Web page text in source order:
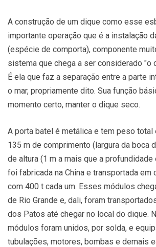
A construção de um dique como esse
importante operação que é a instalação
(espécie de comporta), componente
sistema que chega a ser considerado "o
É ela que faz a separação entre a parte
o mar, propriamente dito. Sua função
momento certo, manter o dique seco.
A porta batel é metálica e tem peso total
135 m de comprimento (largura da boca
de altura (1 m a mais que a profundidade
foi fabricada na China e transportada em
com 400 t cada um. Esses módulos
de Rio Grande e, dali, foram
dos Patos até chegar no local do dique.
módulos foram unidos, por solda, e
tubulações, motores, bombas e demais